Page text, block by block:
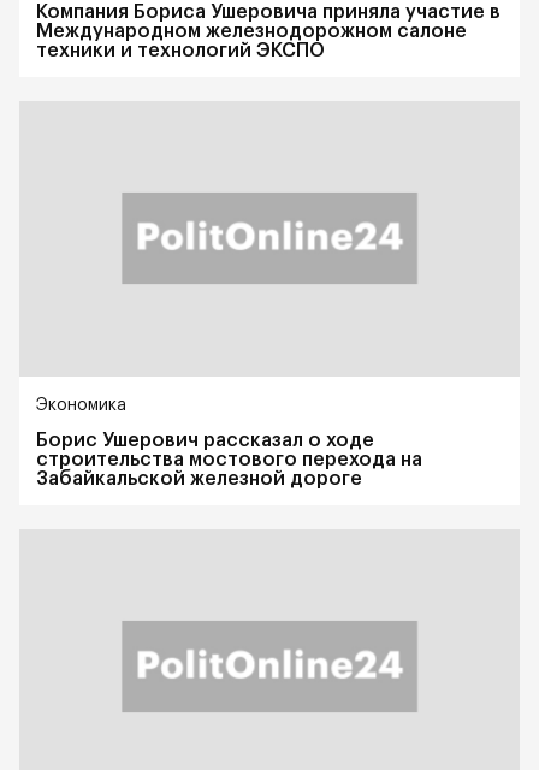
Компания Бориса Ушеровича приняла участие в
Международном железнодорожном салоне
техники и технологий ЭКСПО
Экономика
Борис Ушерович рассказал о ходе
строительства мостового перехода на
Забайкальской железной дороге